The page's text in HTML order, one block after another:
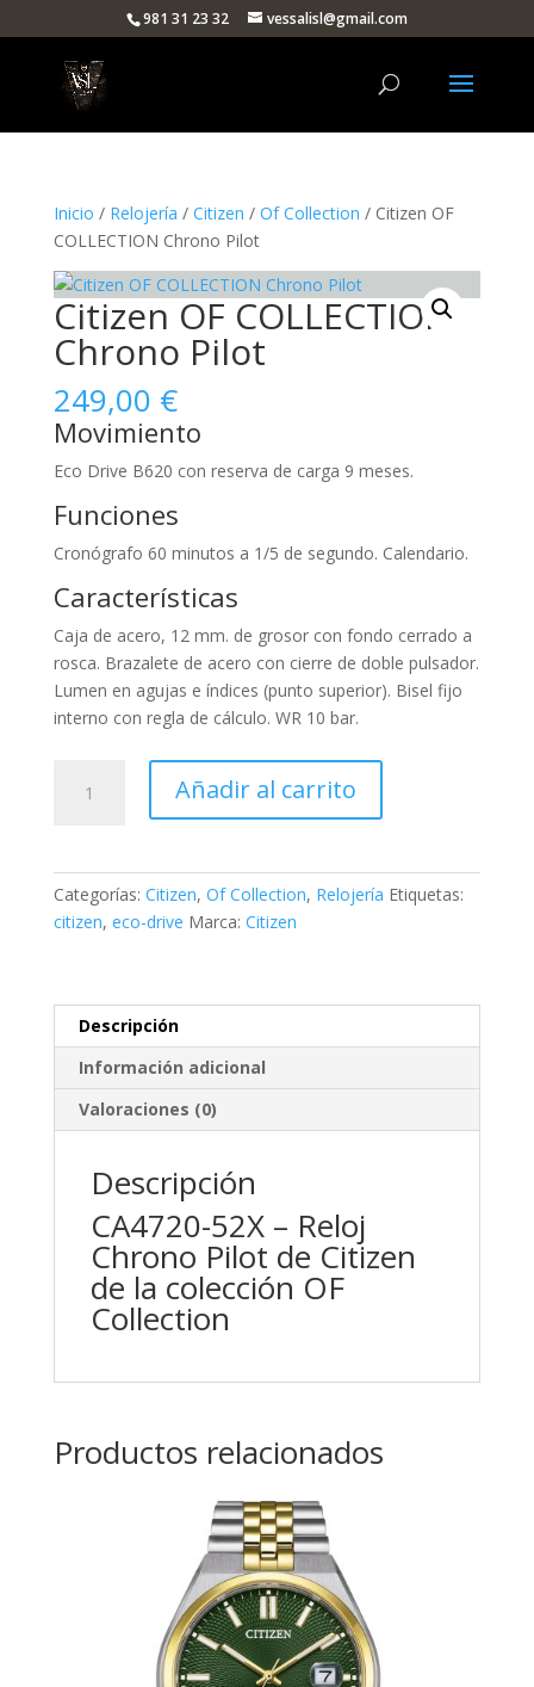
981 31 23 32 vessalisl@gmail.com
Inicio / Relojería / Citizen / Of Collection / Citizen OF
COLLECTION Chrono Pilot
Citizen OF COLLECTION
Chrono Pilot
249,00 €
Movimiento
Eco Drive B620 con reserva de carga 9 meses.
Funciones
Cronógrafo 60 minutos a 1/5 de segundo. Calendario.
Características
Caja de acero, 12 mm. de grosor con fondo cerrado a
rosca. Brazalete de acero con cierre de doble pulsador.
Lumen en agujas e índices (punto superior). Bisel fijo
interno con regla de cálculo. WR 10 bar.
COLLECTION
cantidad
Añadir al carrito
Categorías: Citizen, Of Collection, Relojería Etiquetas:
citizen, eco-drive Marca: Citizen
Descripción
Información adicional
Valoraciones (0)
Descripción
CA4720-52X – Reloj
Chrono Pilot de Citizen
de la colección OF
Collection
Productos relacionados